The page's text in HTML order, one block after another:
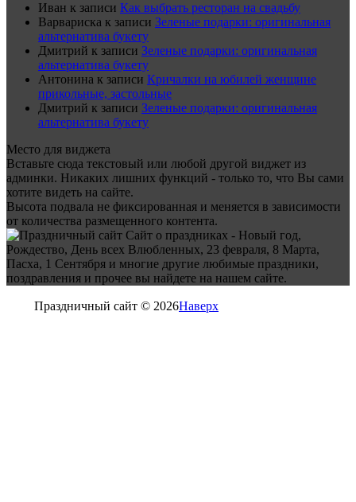
Иван к записи Как выбрать ресторан на свадьбу
Варвариска к записи Зеленые подарки: оригинальная
альтернатива букету
Дмитрий к записи Зеленые подарки: оригинальная
альтернатива букету
Антонина к записи Кричалки на юбилей женщине
прикольные, застольные
Дмитрий к записи Зеленые подарки: оригинальная
альтернатива букету
Место для виджета
Вставьте сюда текстовый или любой другой виджет из
админки. Никаких лишних функций - только то, что Вы сами
хотите видеть на сайте.
Высота подвала не фиксированная и меняется в зависимости
от количества размещенного контента.
Сайт о праздниках - Новый год,
Рождество, День всех Влюбленных, 23 февраля, 8 Марта,
Пасха, 1 Сентября и многие другие любимые праздники,
поздравления и прочее вы найдете на нашем сайте.
Праздничный сайт © 2026Наверх